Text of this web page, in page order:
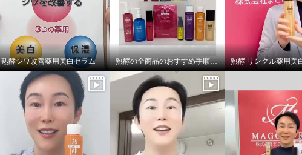
熟酵シワ改善薬用美白セラム 熟酵の全商品のおすすめ手順を紹介しております！